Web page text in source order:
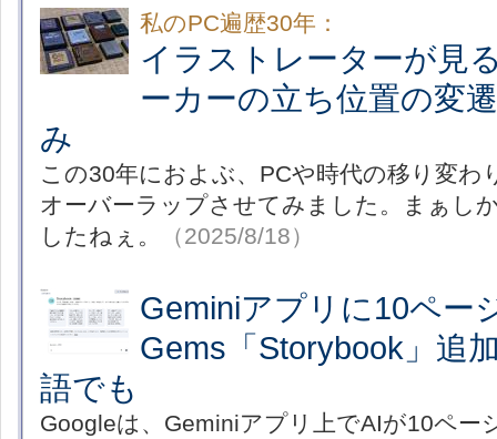
私のPC遍歴30年：
イラストレーターが見
ーカーの立ち位置の変
み
この30年におよぶ、PCや時代の移り変わ
オーバーラップさせてみました。まぁし
したねぇ。
（2025/8/18）
Geminiアプリに10ペー
Gems「Storybook」追
語でも
Googleは、Geminiアプリ上でAIが10ペー